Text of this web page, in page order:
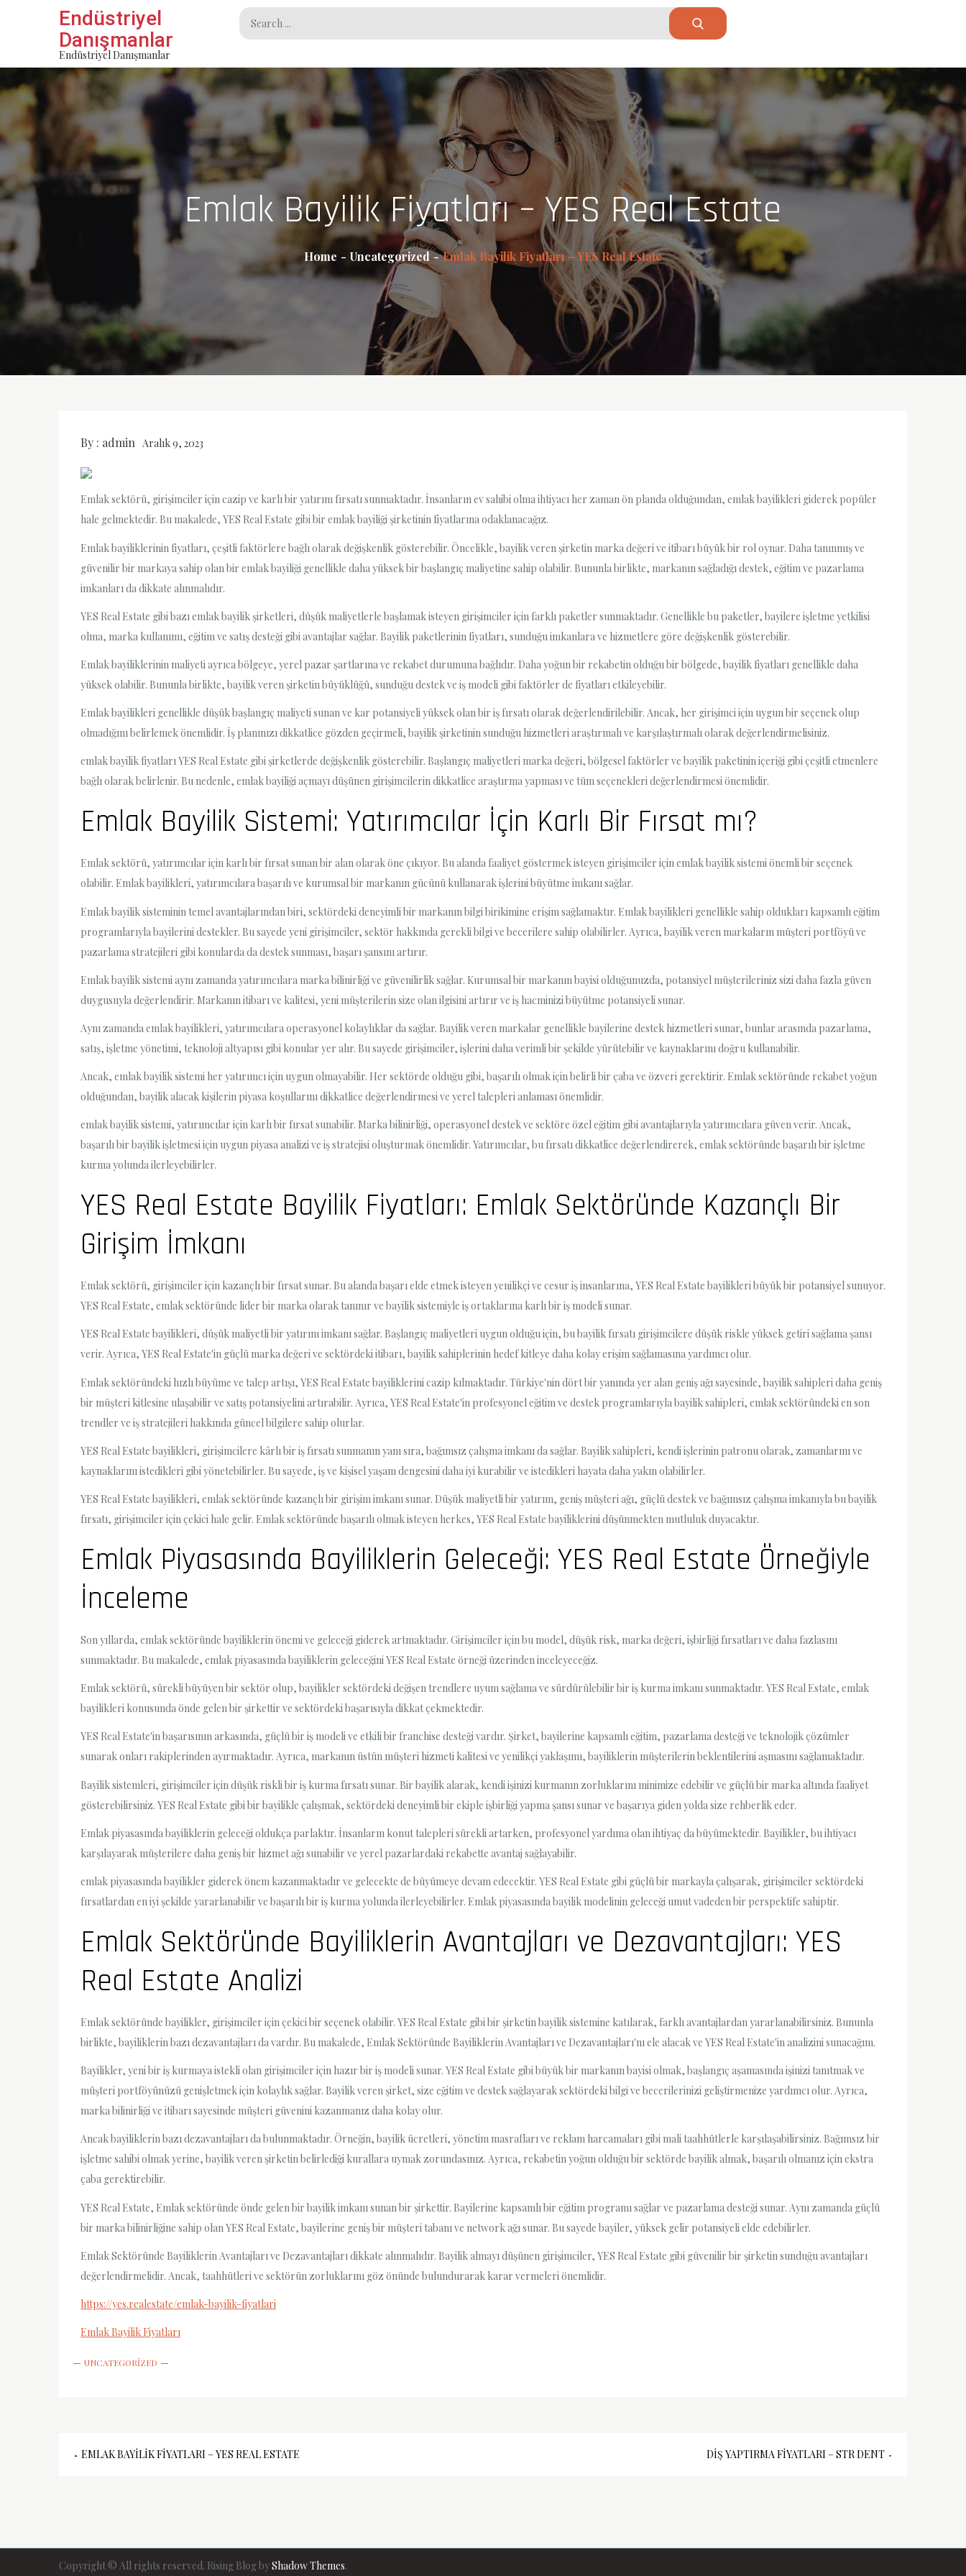
Endüstriyel
Danışmanlar
Endüstriyel Danışmanlar
Search
for:
Emlak Bayilik Fiyatları – YES Real Estate
Home Uncategorized Emlak Bayilik Fiyatları – YES Real Estate
By : admin Aralık 9, 2023
Emlak sektörü, girişimciler için cazip ve karlı bir yatırım fırsatı sunmaktadır. İnsanların ev sahibi olma ihtiyacı her zaman ön planda olduğundan, emlak bayilikleri giderek popüler
hale gelmektedir. Bu makalede, YES Real Estate gibi bir emlak bayiliği şirketinin fiyatlarına odaklanacağız.
Emlak bayiliklerinin fiyatları, çeşitli faktörlere bağlı olarak değişkenlik gösterebilir. Öncelikle, bayilik veren şirketin marka değeri ve itibarı büyük bir rol oynar. Daha tanınmış ve
güvenilir bir markaya sahip olan bir emlak bayiliği genellikle daha yüksek bir başlangıç maliyetine sahip olabilir. Bununla birlikte, markanın sağladığı destek, eğitim ve pazarlama
imkanları da dikkate alınmalıdır.
YES Real Estate gibi bazı emlak bayilik şirketleri, düşük maliyetlerle başlamak isteyen girişimciler için farklı paketler sunmaktadır. Genellikle bu paketler, bayilere işletme yetkilisi
olma, marka kullanımı, eğitim ve satış desteği gibi avantajlar sağlar. Bayilik paketlerinin fiyatları, sunduğu imkanlara ve hizmetlere göre değişkenlik gösterebilir.
Emlak bayiliklerinin maliyeti ayrıca bölgeye, yerel pazar şartlarına ve rekabet durumuna bağlıdır. Daha yoğun bir rekabetin olduğu bir bölgede, bayilik fiyatları genellikle daha
yüksek olabilir. Bununla birlikte, bayilik veren şirketin büyüklüğü, sunduğu destek ve iş modeli gibi faktörler de fiyatları etkileyebilir.
Emlak bayilikleri genellikle düşük başlangıç maliyeti sunan ve kar potansiyeli yüksek olan bir iş fırsatı olarak değerlendirilebilir. Ancak, her girişimci için uygun bir seçenek olup
olmadığını belirlemek önemlidir. İş planınızı dikkatlice gözden geçirmeli, bayilik şirketinin sunduğu hizmetleri araştırmalı ve karşılaştırmalı olarak değerlendirmelisiniz.
emlak bayilik fiyatları YES Real Estate gibi şirketlerde değişkenlik gösterebilir. Başlangıç maliyetleri marka değeri, bölgesel faktörler ve bayilik paketinin içeriği gibi çeşitli etmenlere
bağlı olarak belirlenir. Bu nedenle, emlak bayiliği açmayı düşünen girişimcilerin dikkatlice araştırma yapması ve tüm seçenekleri değerlendirmesi önemlidir.
Emlak Bayilik Sistemi: Yatırımcılar İçin Karlı Bir Fırsat mı?
Emlak sektörü, yatırımcılar için karlı bir fırsat sunan bir alan olarak öne çıkıyor. Bu alanda faaliyet göstermek isteyen girişimciler için emlak bayilik sistemi önemli bir seçenek
olabilir. Emlak bayilikleri, yatırımcılara başarılı ve kurumsal bir markanın gücünü kullanarak işlerini büyütme imkanı sağlar.
Emlak bayilik sisteminin temel avantajlarından biri, sektördeki deneyimli bir markanın bilgi birikimine erişim sağlamaktır. Emlak bayilikleri genellikle sahip oldukları kapsamlı eğitim
programlarıyla bayilerini destekler. Bu sayede yeni girişimciler, sektör hakkında gerekli bilgi ve becerilere sahip olabilirler. Ayrıca, bayilik veren markaların müşteri portföyü ve
pazarlama stratejileri gibi konularda da destek sunması, başarı şansını artırır.
Emlak bayilik sistemi aynı zamanda yatırımcılara marka bilinirliği ve güvenilirlik sağlar. Kurumsal bir markanın bayisi olduğunuzda, potansiyel müşterileriniz sizi daha fazla güven
duygusuyla değerlendirir. Markanın itibarı ve kalitesi, yeni müşterilerin size olan ilgisini artırır ve iş hacminizi büyütme potansiyeli sunar.
Aynı zamanda emlak bayilikleri, yatırımcılara operasyonel kolaylıklar da sağlar. Bayilik veren markalar genellikle bayilerine destek hizmetleri sunar, bunlar arasında pazarlama,
satış, işletme yönetimi, teknoloji altyapısı gibi konular yer alır. Bu sayede girişimciler, işlerini daha verimli bir şekilde yürütebilir ve kaynaklarını doğru kullanabilir.
Ancak, emlak bayilik sistemi her yatırımcı için uygun olmayabilir. Her sektörde olduğu gibi, başarılı olmak için belirli bir çaba ve özveri gerektirir. Emlak sektöründe rekabet yoğun
olduğundan, bayilik alacak kişilerin piyasa koşullarını dikkatlice değerlendirmesi ve yerel talepleri anlaması önemlidir.
emlak bayilik sistemi, yatırımcılar için karlı bir fırsat sunabilir. Marka bilinirliği, operasyonel destek ve sektöre özel eğitim gibi avantajlarıyla yatırımcılara güven verir. Ancak,
başarılı bir bayilik işletmesi için uygun piyasa analizi ve iş stratejisi oluşturmak önemlidir. Yatırımcılar, bu fırsatı dikkatlice değerlendirerek, emlak sektöründe başarılı bir işletme
kurma yolunda ilerleyebilirler.
YES Real Estate Bayilik Fiyatları: Emlak Sektöründe Kazançlı Bir
Girişim İmkanı
Emlak sektörü, girişimciler için kazançlı bir fırsat sunar. Bu alanda başarı elde etmek isteyen yenilikçi ve cesur iş insanlarına, YES Real Estate bayilikleri büyük bir potansiyel sunuyor.
YES Real Estate, emlak sektöründe lider bir marka olarak tanınır ve bayilik sistemiyle iş ortaklarına karlı bir iş modeli sunar.
YES Real Estate bayilikleri, düşük maliyetli bir yatırım imkanı sağlar. Başlangıç ​​maliyetleri uygun olduğu için, bu bayilik fırsatı girişimcilere düşük riskle yüksek getiri sağlama şansı
verir. Ayrıca, YES Real Estate'in güçlü marka değeri ve sektördeki itibarı, bayilik sahiplerinin hedef kitleye daha kolay erişim sağlamasına yardımcı olur.
Emlak sektöründeki hızlı büyüme ve talep artışı, YES Real Estate bayiliklerini cazip kılmaktadır. Türkiye'nin dört bir yanında yer alan geniş ağı sayesinde, bayilik sahipleri daha geniş
bir müşteri kitlesine ulaşabilir ve satış potansiyelini artırabilir. Ayrıca, YES Real Estate'in profesyonel eğitim ve destek programlarıyla bayilik sahipleri, emlak sektöründeki en son
trendler ve iş stratejileri hakkında güncel bilgilere sahip olurlar.
YES Real Estate bayilikleri, girişimcilere kârlı bir iş fırsatı sunmanın yanı sıra, bağımsız çalışma imkanı da sağlar. Bayilik sahipleri, kendi işlerinin patronu olarak, zamanlarını ve
kaynaklarını istedikleri gibi yönetebilirler. Bu sayede, iş ve kişisel yaşam dengesini daha iyi kurabilir ve istedikleri hayata daha yakın olabilirler.
YES Real Estate bayilikleri, emlak sektöründe kazançlı bir girişim imkanı sunar. Düşük maliyetli bir yatırım, geniş müşteri ağı, güçlü destek ve bağımsız çalışma imkanıyla bu bayilik
fırsatı, girişimciler için çekici hale gelir. Emlak sektöründe başarılı olmak isteyen herkes, YES Real Estate bayiliklerini düşünmekten mutluluk duyacaktır.
Emlak Piyasasında Bayiliklerin Geleceği: YES Real Estate Örneğiyle
İnceleme
Son yıllarda, emlak sektöründe bayiliklerin önemi ve geleceği giderek artmaktadır. Girişimciler için bu model, düşük risk, marka değeri, işbirliği fırsatları ve daha fazlasını
sunmaktadır. Bu makalede, emlak piyasasında bayiliklerin geleceğini YES Real Estate örneği üzerinden inceleyeceğiz.
Emlak sektörü, sürekli büyüyen bir sektör olup, bayilikler sektördeki değişen trendlere uyum sağlama ve sürdürülebilir bir iş kurma imkanı sunmaktadır. YES Real Estate, emlak
bayilikleri konusunda önde gelen bir şirkettir ve sektördeki başarısıyla dikkat çekmektedir.
YES Real Estate'in başarısının arkasında, güçlü bir iş modeli ve etkili bir franchise desteği vardır. Şirket, bayilerine kapsamlı eğitim, pazarlama desteği ve teknolojik çözümler
sunarak onları rakiplerinden ayırmaktadır. Ayrıca, markanın üstün müşteri hizmeti kalitesi ve yenilikçi yaklaşımı, bayiliklerin müşterilerin beklentilerini aşmasını sağlamaktadır.
Bayilik sistemleri, girişimciler için düşük riskli bir iş kurma fırsatı sunar. Bir bayilik alarak, kendi işinizi kurmanın zorluklarını minimize edebilir ve güçlü bir marka altında faaliyet
gösterebilirsiniz. YES Real Estate gibi bir bayilikle çalışmak, sektördeki deneyimli bir ekiple işbirliği yapma şansı sunar ve başarıya giden yolda size rehberlik eder.
Emlak piyasasında bayiliklerin geleceği oldukça parlaktır. İnsanların konut talepleri sürekli artarken, profesyonel yardıma olan ihtiyaç da büyümektedir. Bayilikler, bu ihtiyacı
karşılayarak müşterilere daha geniş bir hizmet ağı sunabilir ve yerel pazarlardaki rekabette avantaj sağlayabilir.
emlak piyasasında bayilikler giderek önem kazanmaktadır ve gelecekte de büyümeye devam edecektir. YES Real Estate gibi güçlü bir markayla çalışarak, girişimciler sektördeki
fırsatlardan en iyi şekilde yararlanabilir ve başarılı bir iş kurma yolunda ilerleyebilirler. Emlak piyasasında bayilik modelinin geleceği umut vadeden bir perspektife sahiptir.
Emlak Sektöründe Bayiliklerin Avantajları ve Dezavantajları: YES
Real Estate Analizi
Emlak sektöründe bayilikler, girişimciler için çekici bir seçenek olabilir. YES Real Estate gibi bir şirketin bayilik sistemine katılarak, farklı avantajlardan yararlanabilirsiniz. Bununla
birlikte, bayiliklerin bazı dezavantajları da vardır. Bu makalede, Emlak Sektöründe Bayiliklerin Avantajları ve Dezavantajları'nı ele alacak ve YES Real Estate'in analizini sunacağım.
Bayilikler, yeni bir iş kurmaya istekli olan girişimciler için hazır bir iş modeli sunar. YES Real Estate gibi büyük bir markanın bayisi olmak, başlangıç aşamasında işinizi tanıtmak ve
müşteri portföyünüzü genişletmek için kolaylık sağlar. Bayilik veren şirket, size eğitim ve destek sağlayarak sektördeki bilgi ve becerilerinizi geliştirmenize yardımcı olur. Ayrıca,
marka bilinirliği ve itibarı sayesinde müşteri güvenini kazanmanız daha kolay olur.
Ancak bayiliklerin bazı dezavantajları da bulunmaktadır. Örneğin, bayilik ücretleri, yönetim masrafları ve reklam harcamaları gibi mali taahhütlerle karşılaşabilirsiniz. Bağımsız bir
işletme sahibi olmak yerine, bayilik veren şirketin belirlediği kurallara uymak zorundasınız. Ayrıca, rekabetin yoğun olduğu bir sektörde bayilik almak, başarılı olmanız için ekstra
çaba gerektirebilir.
YES Real Estate, Emlak sektöründe önde gelen bir bayilik imkanı sunan bir şirkettir. Bayilerine kapsamlı bir eğitim programı sağlar ve pazarlama desteği sunar. Aynı zamanda güçlü
bir marka bilinirliğine sahip olan YES Real Estate, bayilerine geniş bir müşteri tabanı ve network ağı sunar. Bu sayede bayiler, yüksek gelir potansiyeli elde edebilirler.
Emlak Sektöründe Bayiliklerin Avantajları ve Dezavantajları dikkate alınmalıdır. Bayilik almayı düşünen girişimciler, YES Real Estate gibi güvenilir bir şirketin sunduğu avantajları
değerlendirmelidir. Ancak, taahhütleri ve sektörün zorluklarını göz önünde bulundurarak karar vermeleri önemlidir.
https://yes.realestate/emlak-bayilik-fiyatlari
Emlak Bayilik Fiyatları
UNCATEGORIZED
Yazı
EMLAK BAYILIK FIYATLARI – YES REAL ESTATE DIŞ YAPTIRMA FIYATLARI – STR DENT
Copyright © All rights reserved. Rising Blog byShadow Themes.